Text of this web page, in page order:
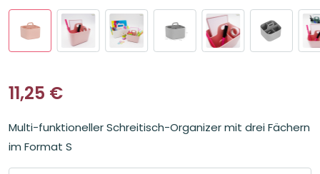
11,25 €
Multi-funktioneller Schreitisch-Organizer mit drei Fächern
im Format S